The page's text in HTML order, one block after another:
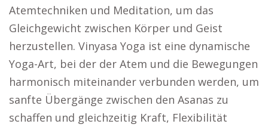
Atemtechniken und Meditation, um das
Gleichgewicht zwischen Körper und Geist
herzustellen. Vinyasa Yoga ist eine dynamische
Yoga-Art, bei der der Atem und die Bewegungen
harmonisch miteinander verbunden werden, um
sanfte Übergänge zwischen den Asanas zu
schaffen und gleichzeitig Kraft, Flexibilität